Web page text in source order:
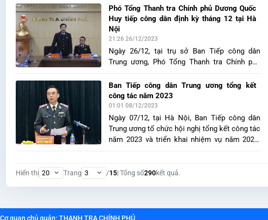
Huy chủ trì buổi tiếp công dân định kỳ theo
Luật Tiếp công dân. Dự buổi tiếp công dân có
Phó Chủ tịch UBND tỉnh Bắc Ninh Đào Quang
Khải; Trưởng Ban Tiếp công dân Trung ương
Nguyễn Hồng Điệp: Phó cục trưởng Cục I,
Thanh tra Chính phủ Phạm Hùng; cùng đại
Ninh và UBND huyện Tiên Du, Quế Võ.
Phó Tổng Thanh tra Chính phủ Dương Quốc
Huy tiếp công dân định kỳ tháng 12 tại Hà
Nội
21:26 26/12/2023
Ngày 26/12, tại trụ sở Ban Tiếp công dân
Trung ương, Phó Tổng Thanh tra Chính phủ
kỳ tháng 12/2023. Cùng dự có ông Nguyễn
Hồng Điệp, Trưởng Ban Tiếp công dân Trung
ương, ông Phạm Hùng, Phó Cục trưởng Cục I,
Thanh tra Chính phủ cùng đại diện Lãnh đạo
các sở, ngành, địa phương liên quan của Hà
Nội.
Ban Tiếp công dân Trung ương tổng kết
công tác năm 2023
01:01 08/12/2023
Ngày 07/12, tại Hà Nội, Ban Tiếp công dân
Trung ương tổ chức hội nghị tổng kết công tác
năm 2023 và triển khai nhiệm vụ năm 2024.
Hiển thị Trang /15| Tổng số290kết quả.
Cơ quan chủ quản: THANH TRA CHÍNH PHỦ